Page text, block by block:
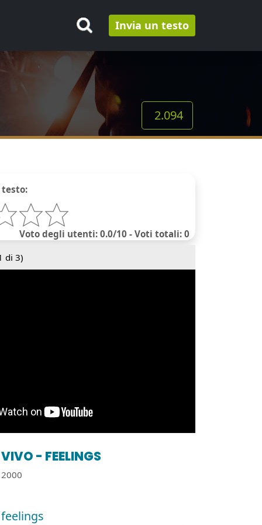
Invia un testo
2.094
testo:
Voto degli utenti: 0.0/10 - Voti totali: 0
di 3)
VIVO - FEELINGS
2000